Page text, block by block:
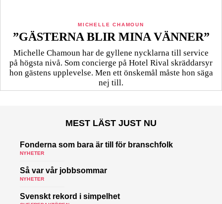
MICHELLE CHAMOUN
”GÄSTERNA BLIR MINA VÄNNER”
Michelle Chamoun har de gyllene nycklarna till service
på högsta nivå. Som concierge på Hotel Rival skräddarsyr
hon gästens upp­levelse. Men ett önskemål måste hon säga
nej till.
MEST LÄST JUST NU
Fonderna som bara är till för branschfolk
NYHETER
Så var vår jobbsommar
NYHETER
Svenskt rekord i simpelhet